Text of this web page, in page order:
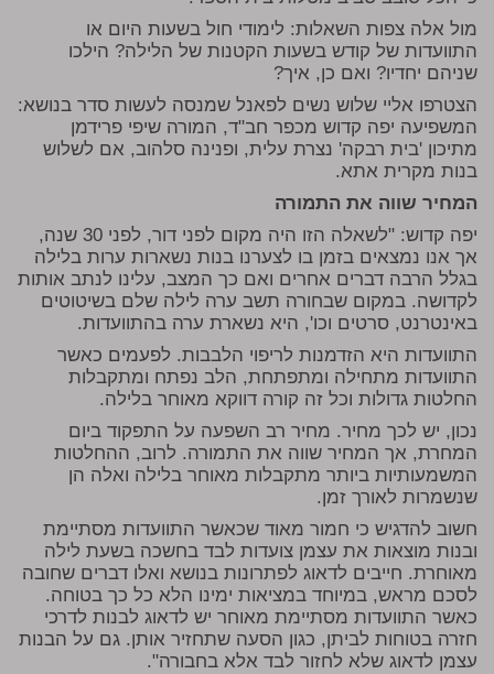
מול אלה צפות השאלות: לימודי חול בשעות היום או
התוועדות של קודש בשעות הקטנות של הלילה? הילכו
שניהם יחדיו? ואם כן, איך?
הצטרפו אליי שלוש נשים לפאנל שמנסה לעשות סדר בנושא:
המשפיעה יפה קדוש מכפר חב"ד, המורה שיפי פרידמן
מתיכון 'בית רבקה' נצרת עלית, ופנינה סלהוב, אם לשלוש
בנות מקרית אתא.
המחיר שווה את התמורה
יפה קדוש: "לשאלה הזו היה מקום לפני דור, לפני 30 שנה,
אך אנו נמצאים בזמן בו לצערנו בנות נשארות ערות בלילה
בגלל הרבה דברים אחרים ואם כך המצב, עלינו לנתב אותות
לקדושה. במקום שבחורה תשב ערה לילה שלם בשיטוטים
באינטרנט, סרטים וכו', היא נשארת ערה בהתוועדות.
התוועדות היא הזדמנות לריפוי הלבבות. לפעמים כאשר
התוועדות מתחילה ומתפתחת, הלב נפתח ומתקבלות
החלטות גדולות וכל זה קורה דווקא מאוחר בלילה.
נכון, יש לכך מחיר. מחיר רב השפעה על התפקוד ביום
המחרת, אך המחיר שווה את התמורה. לרוב, ההחלטות
המשמעותיות ביותר מתקבלות מאוחר בלילה ואלה הן
שנשמרות לאורך זמן.
חשוב להדגיש כי חמור מאוד שכאשר התוועדות מסתיימת
ובנות מוצאות את עצמן צועדות לבד בחשכה בשעת לילה
מאוחרת. חייבים לדאוג לפתרונות בנושא ואלו דברים שחובה
לסכם מראש, במיוחד במציאות ימינו הלא כל כך בטוחה.
כאשר התוועדות מסתיימת מאוחר יש לדאוג לבנות לדרכי
חזרה בטוחות לביתן, כגון הסעה שתחזיר אותן. גם על הבנות
עצמן לדאוג שלא לחזור לבד אלא בחבורה".